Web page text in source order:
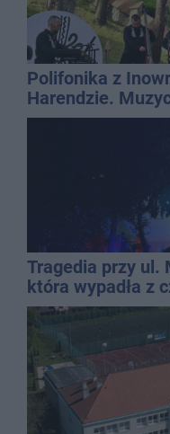
Polifonika z
Harendzie.
Kasprowicza
Tragedia przy ul.
która wypadła z